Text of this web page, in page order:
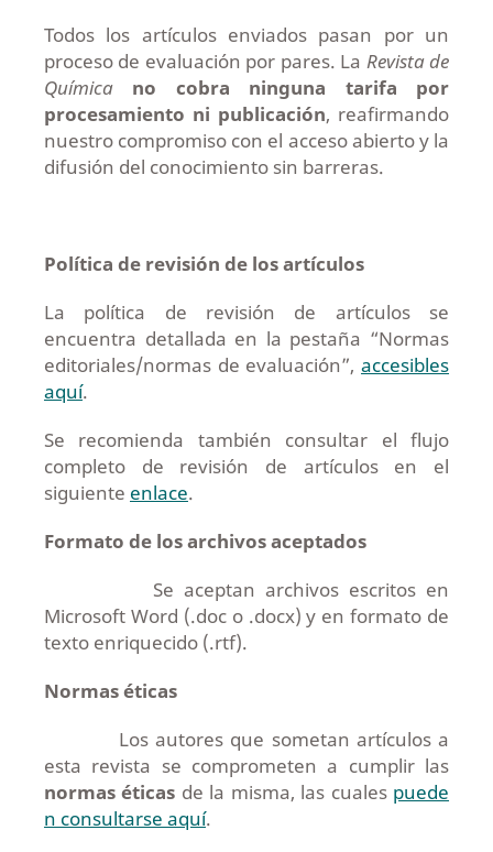
Todos los artículos enviados pasan por un
proceso de evaluación por pares. La Revista de
Química
no cobra ninguna tarifa por
procesamiento ni publicación, reafirmando
nuestro compromiso con el acceso abierto y la
difusión del conocimiento sin barreras.
Política de revisión de los artículos
La política de revisión de artículos se
encuentra detallada en la pestaña “Normas
editoriales/normas de evaluación”,accesibles
aquí.
Se recomienda también consultar el flujo
completo de revisión de artículos en el
siguiente enlace.
Formato de los archivos aceptados
Se aceptan archivos escritos en
Microsoft Word (.doc o .docx) y en formato de
texto enriquecido (.rtf).
Normas éticas
Los autores que sometan artículos a
esta revista se comprometen a cumplir las
normas éticas de la misma, las cuales puede
n consultarse aquí.